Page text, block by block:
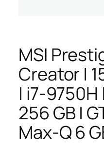
MSI
Creator |
| i7-9750H
256 GB |
Max-Q 6